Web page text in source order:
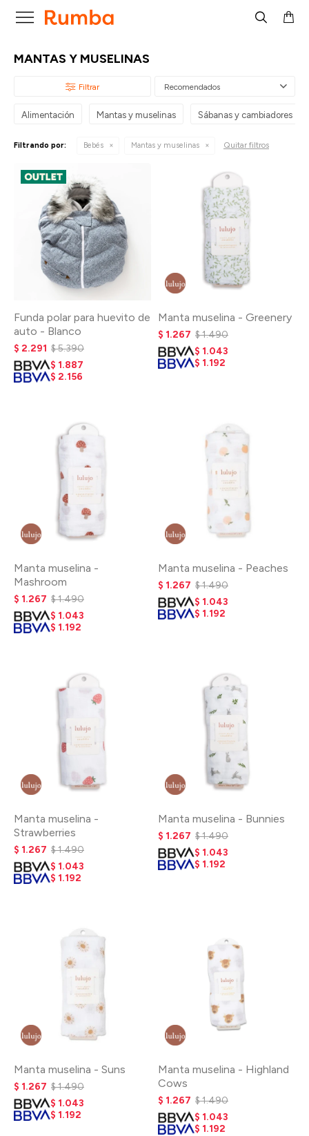

MANTAS Y MUSELINAS
Recomendados
Alimentación Mantas y muselinas Sábanas y cambiadores
Filtrando por: Bebés Mantas y muselinas Quitar filtros
Funda polar para huevito de
auto - Blanco
$ 2.291 $5.390
$ 1.887
$ 2.156
Manta muselina - Greenery
$ 1.267 $1.490
$ 1.043
$ 1.192
Manta muselina -
Mashroom
$ 1.267 $1.490
$ 1.043
$ 1.192
Manta muselina - Peaches
$ 1.267 $1.490
$ 1.043
$ 1.192
Manta muselina -
Strawberries
$ 1.267 $1.490
$ 1.043
$ 1.192
Manta muselina - Bunnies
$ 1.267 $1.490
$ 1.043
$ 1.192
Manta muselina - Suns
$ 1.267 $1.490
$ 1.043
$ 1.192
Manta muselina - Highland
Cows
$ 1.267 $1.490
$ 1.043
$ 1.192